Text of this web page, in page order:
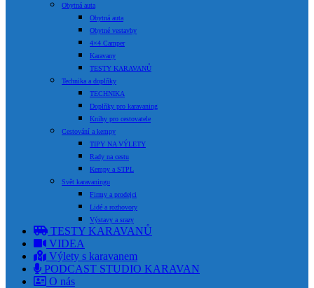
Obytná auta
Obytná auta
Obytné vestavby
4×4 Camper
Karavany
TESTY KARAVANŮ
Technika a doplňky
TECHNIKA
Doplňky pro karavaning
Knihy pro cestovatele
Cestování a kempy
TIPY NA VÝLETY
Rady na cestu
Kempy a STPL
Svět karavaningu
Firmy a prodejci
Lidé a rozhovory
Výstavy a srazy
TESTY KARAVANŮ
VIDEA
Výlety s karavanem
PODCAST STUDIO KARAVAN
O nás